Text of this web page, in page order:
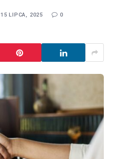
15 LIPCA, 2025 0